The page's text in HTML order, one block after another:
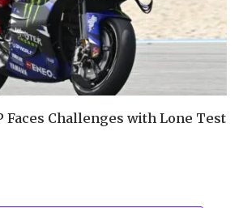
Faces Challenges with Lone Test